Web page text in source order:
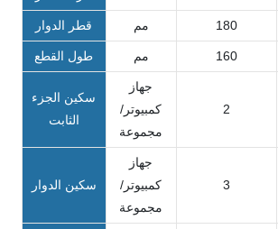
قطر الدوار مم 180
طول القطع مم 160
سكين الجزء
الثابت
جهاز
كمبيوتر/
مجموعة
2
سكين الدوار
جهاز
كمبيوتر/
مجموعة
3